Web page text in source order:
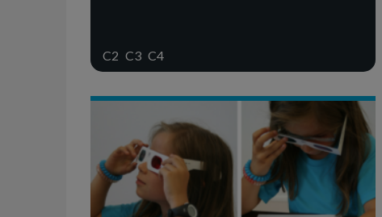
C2 C3 C4